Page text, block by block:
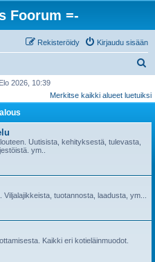
Foorum =-
Kirjaudu sisään
Rekisteröidy
s
2026, 10:39
Merkitse kaikki alueet luetuiksi
Uutisista, kehityksestä, tulevasta,
ym..
tuotannosta, laadusta, ym...
Kaikki eri kotieläinmuodot.